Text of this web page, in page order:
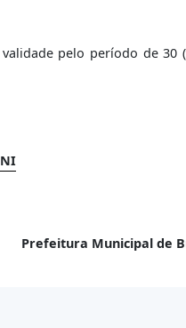
pelo período de
Prefeitura Municipal de